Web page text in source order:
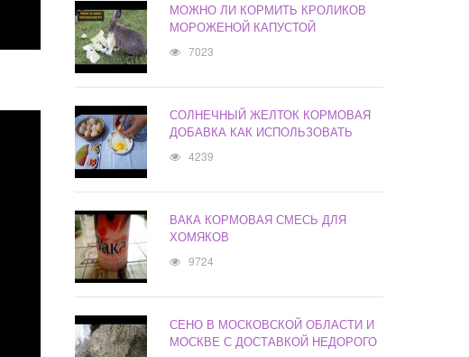
МОЖНО ЛИ КОРМИТЬ КРОЛИКОВ
МОРОЖЕНОЙ КАПУСТОЙ
7023
СОЛНЕЧНЫЙ ЖЕЛТОК КОРМОВАЯ
ДОБАВКА КАК ИСПОЛЬЗОВАТЬ
4239
ВАКА КОРМОВАЯ СМЕСЬ ДЛЯ
ХОМЯКОВ
9724
СЕНО В МОСКОВСКОЙ ОБЛАСТИ И
МОСКВЕ С ДОСТАВКОЙ НЕДОРОГО